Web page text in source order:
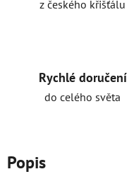
z českého křišťálu
Rychlé doručení
do celého světa
Popis